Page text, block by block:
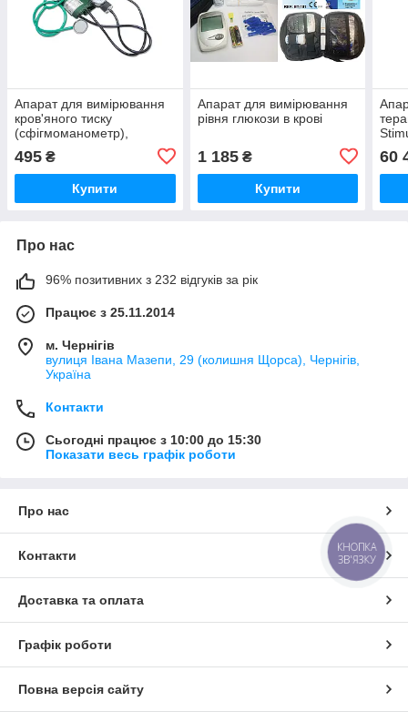
Апарат для вимірювання
кров'яного тиску
(сфігмоманометр),
495 ₴
Купити
Апарат для вимірювання
рівня глюкози в крові
1 185₴
Купити
60
Про нас
96% позитивних з 232 відгуків за рік
Працює з 25.11.2014
м. Чернігів
вулиця Івана Мазепи, 29 (колишня Щорса), Чернігів,
Україна
Контакти
Сьогодні працює з 10:00 до 15:30
Показати весь графік роботи
Про нас
Контакти
Доставка та оплата
Графік роботи
Повна версія сайту
КНОПКА
ЗВ'ЯЗКУ